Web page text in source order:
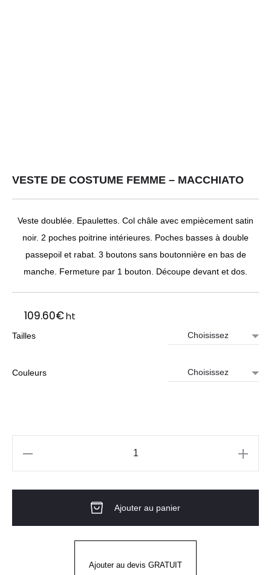
VESTE DE COSTUME FEMME – MACCHIATO
Veste doublée. Epaulettes. Col châle avec empiècement satin
noir. 2 poches poitrine intérieures. Poches basses à double
passepoil et rabat. 3 boutons sans boutonnière en bas de
manche. Fermeture par 1 bouton. Découpe devant et dos.
109.60€ht
Tailles
Couleurs
COSTUME
Ajouter au panier
Ajouter au devis GRATUIT